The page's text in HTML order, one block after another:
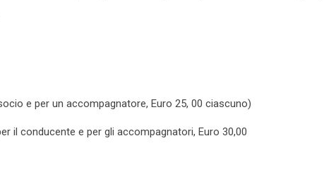
e per un accompagnatore, Euro 25, 00 ciascuno)
il conducente e per gli accompagnatori, Euro 30,00